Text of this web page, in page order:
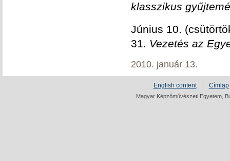
klasszikus
Június 10.
31. Vezetés az
2010. január 13.
English content Címlap
Magyar Képzőművészeti Egyetem,